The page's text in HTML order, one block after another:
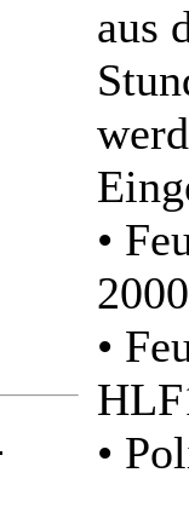
aus
•
•
•